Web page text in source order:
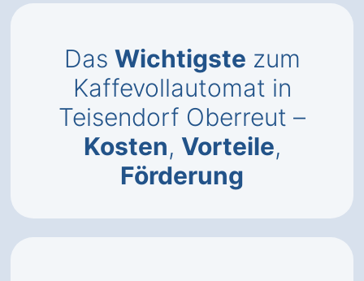
Das Wichtigste zum
Kaffevollautomat in
Teisendorf Oberreut –
Kosten, Vorteile,
Förderung